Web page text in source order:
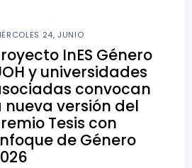
24, JUNIO
InES Género
y universidades
convocan
nueva versión del
Tesis con
de Género